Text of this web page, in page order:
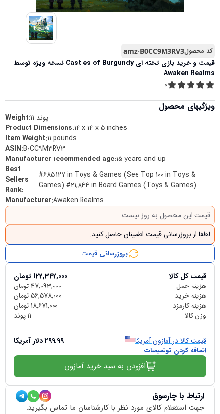
کد محصولamz-B0CC9M3RV3
قیمت و خرید
بازی تخته ای Castles of Burgundy نسخه ویژه توسط
Awaken Realms
0
ویژگیهای محصول
Weight:11 پوند
Product Dimensions:14 x 14 x 5 inches
Item Weight:11 pounds
ASIN:B0CC9M3RV3
Manufacturer recommended age:15 years and up
Best
Sellers
Rank:
#685,127 in Toys & Games (See Top 100 in Toys &
Games) #21,844 in Board Games (Toys & Games)
Manufacturer:Awaken Realms
قیمت این محصول به روز نیست
لطفا از بروزرسانی قیمت اطمینان حاصل کنید.
بروزرسانی قیمت
قیمت کل کالا 122,342,000 تومان
هزینه حمل
47,093,000تومان
هزینه خرید
56,578,000تومان
هزینه کارمزد
18,671,000تومان
وزن کالا
11پوند
قیمت کالا در آمازون آمریکا 299.99دلار آمریکا
اضافه کردن توضیحات
افزودن به سبد خرید آمازون
ارتباط با چارسوق
جهت استعلام کالای مورد نظر با کارشناسان ما تماس بگیرید.